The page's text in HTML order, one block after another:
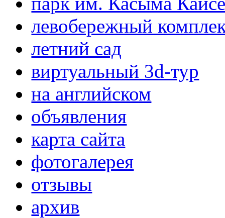
левобережный
летний сад
виртуальный 3d-тур
на английском
объявления
карта сайта
фотогалерея
отзывы
архив